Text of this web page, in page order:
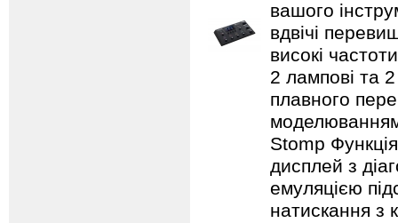
вашого
вдвічі
високі
2 лампові та
плавного
Stomp
дисплей з
емуляцією
натискання з